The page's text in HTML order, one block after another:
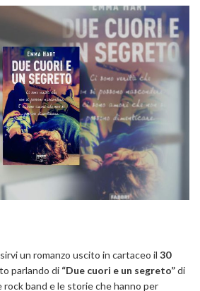
un romanzo uscito in cartaceo il 30
parlando di “Due cuori e un segreto”di
rock band e le storie che hanno per